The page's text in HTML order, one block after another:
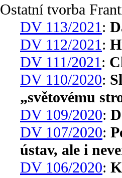
Ostatní tvorba
DV 113/2021:
DV 112/2021:
DV 111/2021:
DV 110/2020:
„světovému
DV 109/2020:
DV 107/2020:
ústav, ale i
DV 106/2020: